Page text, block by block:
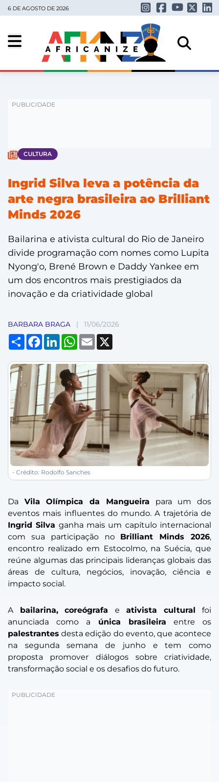
6 DE AGOSTO DE 2026
CULTURA
Ingrid Silva leva a potência da
arte negra brasileira ao Brilliant
Minds 2026
Bailarina e ativista cultural do Rio de Janeiro
divide programação com nomes como Lupita
Nyong'o, Brené Brown e Daddy Yankee em
um dos encontros mais prestigiados da
inovação e da criatividade global
BARBARA BRAGA | 11/06/2026
Compartilhar
Facebook
LinkedInWhatsApp
Email
- Crédito: Rodolfo Sanches
Da Vila Olímpica da Mangueira para um dos
eventos mais influentes do mundo. A trajetória de
Ingrid Silva ganha mais um capítulo internacional
com sua participação no Brilliant Minds 2026,
encontro realizado em Estocolmo, na Suécia, que
reúne algumas das principais lideranças globais das
áreas de cultura, negócios, inovação, ciência e
impacto social.
Abailarina, coreógrafa e ativista cultural foi
anunciada como a única brasileira entre os
palestrantes desta edição do evento, que acontece
na segunda semana de junho e tem como
proposta promover diálogos sobre criatividade,
transformação social e os desafios do futuro.